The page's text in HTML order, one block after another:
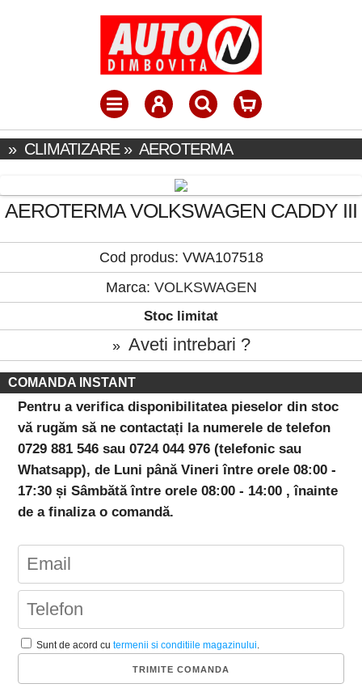
» CLIMATIZARE» AEROTERMA
AEROTERMA VOLKSWAGEN CADDY III
Cod produs: VWA107518
Marca: VOLKSWAGEN
Stoc limitat
» Aveti intrebari ?
COMANDA INSTANT
Pentru a verifica disponibilitatea pieselor din stoc
vă rugăm să ne contactați la numerele de telefon
0729 881 546 sau 0724 044 976 (telefonic sau
Whatsapp), de Luni până Vineri între orele 08:00 -
17:30 și Sâmbătă între orele 08:00 - 14:00 , înainte
de a finaliza o comandă.
Sunt de acord cutermenii si conditiile magazinului.